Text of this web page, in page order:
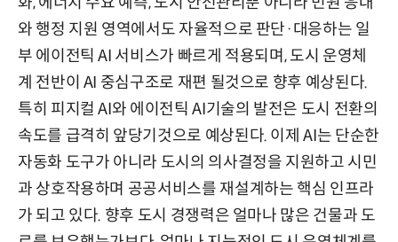
와 행정 지원 영역에서도 자율적으로 판단·대응하는 일
부 에이전틱 AI 서비스가 빠르게 적용되며, 도시 운영체
계 전반이 AI 중심구조로 재편 될것으로 향후 예상된다.
특히 피지컬 AI와 에이전틱 AI기술의 발전은 도시 전환의
속도를 급격히 앞당기것으로 예상된다. 이제 AI는 단순한
자동화 도구가 아니라 도시의 의사결정을 지원하고 시민
과 상호작용하며 공공서비스를 재설계하는 핵심 인프라
가 되고 있다. 향후 도시 경쟁력은 얼마나 많은 건물과 도